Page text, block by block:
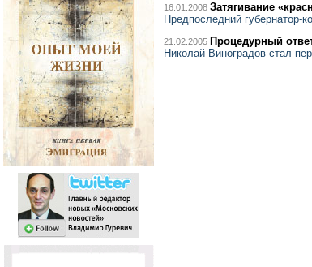
16.01.2008 Затягивание
Предпоследний губернатор-
21.02.2005 Процедурный
Николай Виноградов стал